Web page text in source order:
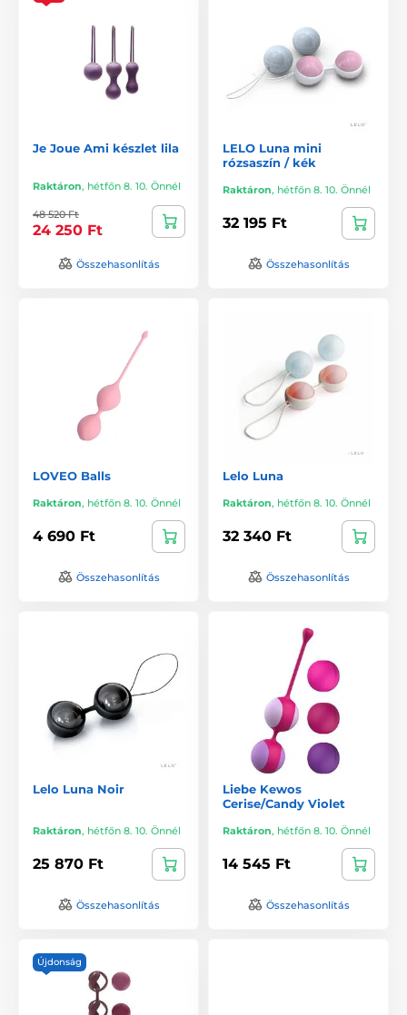
Je Joue Ami készlet lila
Raktáron, hétfőn 8. 10. Önnél
48 520 Ft
24 250 Ft
Összehasonlítás
LELO Luna mini
rózsaszín / kék
Raktáron, hétfőn 8. 10. Önnél
32 195 Ft
Összehasonlítás
LOVEO Balls
Raktáron, hétfőn 8. 10. Önnél
4 690 Ft
Összehasonlítás
Lelo Luna
Raktáron, hétfőn 8. 10. Önnél
32 340 Ft
Összehasonlítás
Lelo Luna Noir
Raktáron, hétfőn 8. 10. Önnél
25 870 Ft
Összehasonlítás
Liebe Kewos
Cerise/Candy Violet
Raktáron, hétfőn 8. 10. Önnél
14 545 Ft
Összehasonlítás
Újdonság